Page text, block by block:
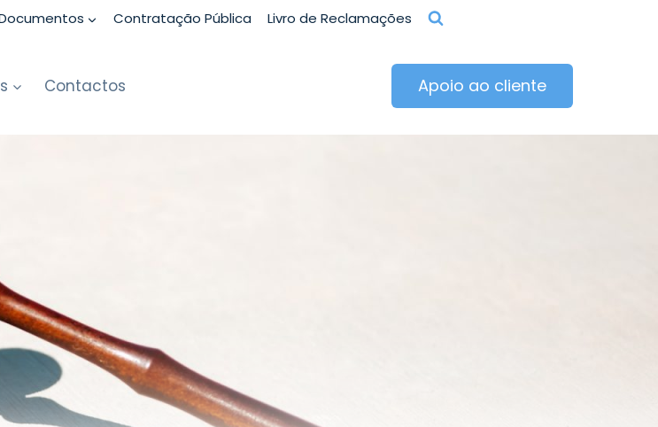
Contratação Pública Livro de Reclamações
Contactos Apoio ao cliente